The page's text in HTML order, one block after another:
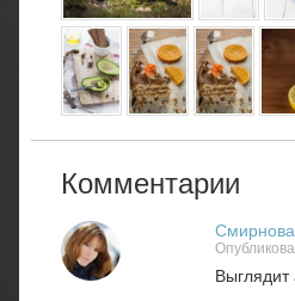
Комментарии
Выглядит